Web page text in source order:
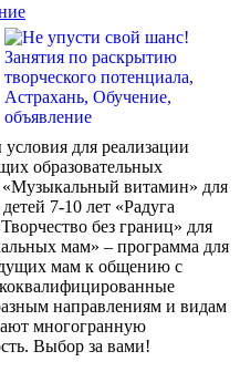
для реализации
образовательных
«Музыкальный витамин» для
7-10 лет «Радуга
без границ» для
мам» – программа для
мам к общению с
направлениям и видам
многогранную
Выбор за вами!